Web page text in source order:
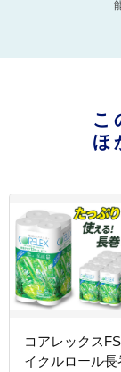
こ
ほ
コアレックス
イクルロール長